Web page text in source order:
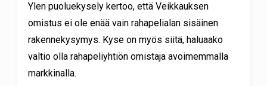
Ylen puoluekysely kertoo, että Veikkauksen
omistus ei ole enää vain rahapelialan sisäinen
rakennekysymys. Kyse on myös siitä, haluaako
valtio olla rahapeliyhtiön omistaja avoimemmalla
markkinalla.